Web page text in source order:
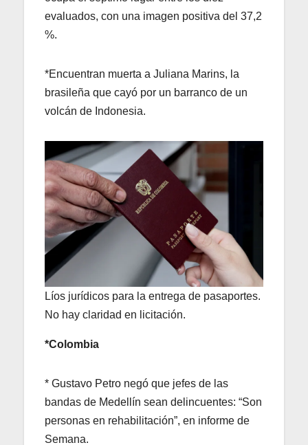
evaluados, con una imagen positiva del 37,2
%.
*Encuentran muerta a Juliana Marins, la
brasileña que cayó por un barranco de un
volcán de Indonesia.
Líos jurídicos para la entrega de pasaportes.
No hay claridad en licitación.
*Colombia
* Gustavo Petro negó que jefes de las
bandas de Medellín sean delincuentes: “Son
personas en rehabilitación”, en informe de
Semana.